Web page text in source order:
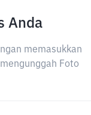
Anda
memasukkan
Foto